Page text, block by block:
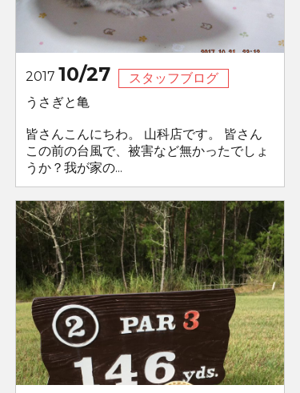
2017 10/27
スタッフブログ
うさぎと亀
皆さんこんにちわ。 山科店です。 皆さん
この前の台風で、被害など無かったでしょ
うか？我が家の...